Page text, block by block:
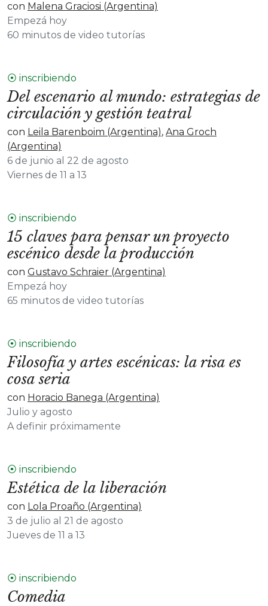
con Malena Graciosi (Argentina)
Empezá hoy
60 minutos de video tutorías
⦿ inscribiendo
Del escenario al mundo: estrategias de
circulación y gestión teatral
con Leila Barenboim (Argentina), Ana Groch
(Argentina)
6 de junio al 22 de agosto
Viernes de 11 a 13
⦿ inscribiendo
15 claves para pensar un proyecto
escénico desde la producción
con Gustavo Schraier (Argentina)
Empezá hoy
65 minutos de video tutorías
⦿ inscribiendo
Filosofía y artes escénicas: la risa es
cosa seria
con Horacio Banega (Argentina)
Julio y agosto
A definir próximamente
⦿ inscribiendo
Estética de la liberación
con Lola Proaño (Argentina)
3 de julio al 21 de agosto
Jueves de 11 a 13
⦿ inscribiendo
Comedia